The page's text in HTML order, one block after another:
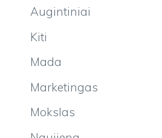
Augintiniai
Kiti
Mada
Marketingas
Mokslas